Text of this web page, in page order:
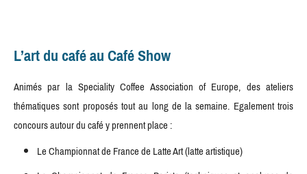
L’art du café au Café Show
Animés par la Speciality Coffee Association of Europe, des ateliers
thématiques sont proposés tout au long de la semaine. Egalement trois
concours autour du café y prennent place :
Le Championnat de France de Latte Art (latte artistique)